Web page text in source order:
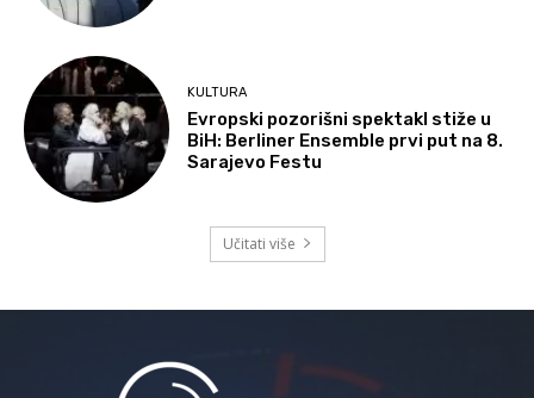
KULTURA
Evropski pozorišni spektakl stiže u
BiH: Berliner Ensemble prvi put na 8.
Sarajevo Festu
Učitati više